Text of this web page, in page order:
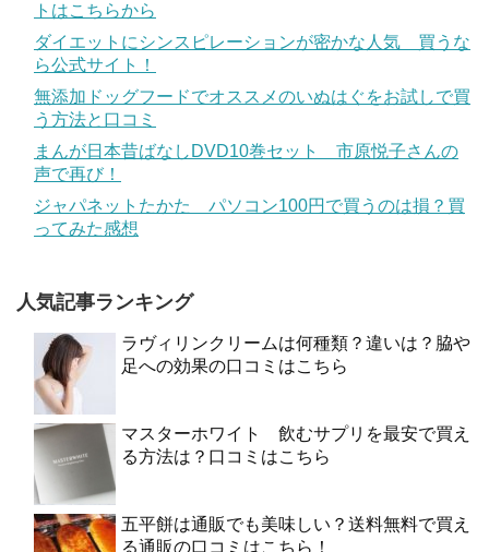
トはこちらから
ダイエットにシンスピレーションが密かな人気 買うな
ら公式サイト！
無添加ドッグフードでオススメのいぬはぐをお試しで買
う方法と口コミ
まんが日本昔ばなしDVD10巻セット 市原悦子さんの
声で再び！
ジャパネットたかた パソコン100円で買うのは損？買
ってみた感想
人気記事ランキング
ラヴィリンクリームは何種類？違いは？脇や
足への効果の口コミはこちら
マスターホワイト 飲むサプリを最安で買え
る方法は？口コミはこちら
五平餅は通販でも美味しい？送料無料で買え
る通販の口コミはこちら！